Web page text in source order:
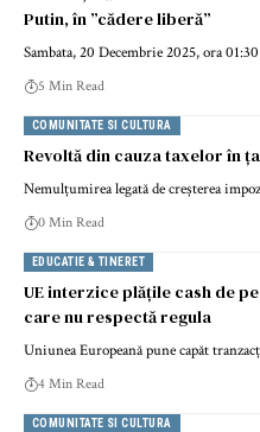
Putin, în ”cădere liberă”
Sambata, 20 Decembrie 2025, ora
5 Min Read
COMUNITATE SI CULTURA
Revoltă din cauza taxelor în
Nemulțumirea legată de creșterea
0 Min Read
EDUCATIE & TINERET
UE interzice plățile cash de
care nu respectă regula
Uniunea Europeană pune capăt
4 Min Read
COMUNITATE SI CULTURA